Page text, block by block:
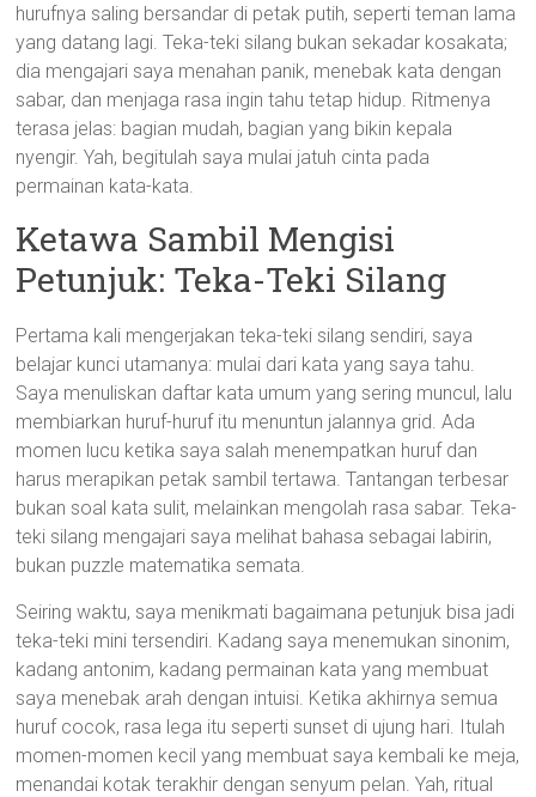
hurufnya saling bersandar di petak putih, seperti teman lama
yang datang lagi. Teka-teki silang bukan sekadar kosakata;
dia mengajari saya menahan panik, menebak kata dengan
sabar, dan menjaga rasa ingin tahu tetap hidup. Ritmenya
terasa jelas: bagian mudah, bagian yang bikin kepala
nyengir. Yah, begitulah saya mulai jatuh cinta pada
permainan kata-kata.
Ketawa Sambil Mengisi
Petunjuk: Teka-Teki Silang
Pertama kali mengerjakan teka-teki silang sendiri, saya
belajar kunci utamanya: mulai dari kata yang saya tahu.
Saya menuliskan daftar kata umum yang sering muncul, lalu
membiarkan huruf-huruf itu menuntun jalannya grid. Ada
momen lucu ketika saya salah menempatkan huruf dan
harus merapikan petak sambil tertawa. Tantangan terbesar
bukan soal kata sulit, melainkan mengolah rasa sabar. Teka-
teki silang mengajari saya melihat bahasa sebagai labirin,
bukan puzzle matematika semata.
Seiring waktu, saya menikmati bagaimana petunjuk bisa jadi
teka-teki mini tersendiri. Kadang saya menemukan sinonim,
kadang antonim, kadang permainan kata yang membuat
saya menebak arah dengan intuisi. Ketika akhirnya semua
huruf cocok, rasa lega itu seperti sunset di ujung hari. Itulah
momen-momen kecil yang membuat saya kembali ke meja,
menandai kotak terakhir dengan senyum pelan. Yah, ritual